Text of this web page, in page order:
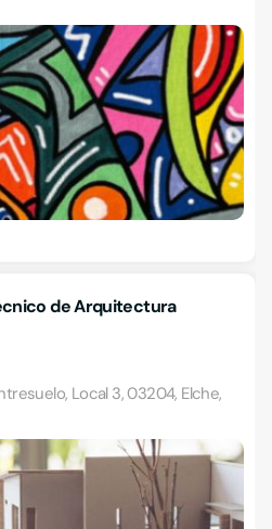
de Arquitectura
Local 3, 03204, Elche,